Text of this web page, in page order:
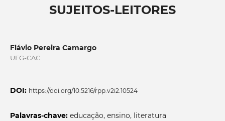
SUJEITOS-LEITORES
Flávio Pereira Camargo
UFG-CAC
DOI: https://doi.org/10.5216/rpp.v2i2.10524
Palavras-chave: educação, ensino, literatura